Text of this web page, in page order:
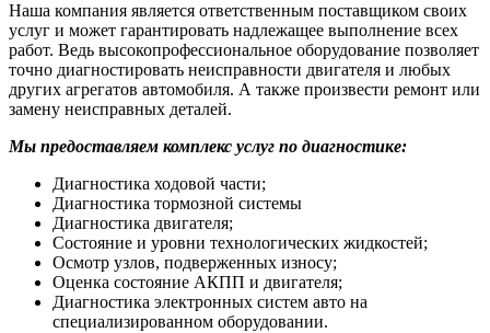
Наша компания является ответственным поставщиком своих
услуг и может гарантировать надлежащее выполнение всех
работ. Ведь высокопрофессиональное оборудование позволяет
точно диагностировать неисправности двигателя и любых
других агрегатов автомобиля. А также произвести ремонт или
замену неисправных деталей.
Мы предоставляем комплекс услуг по диагностике:
Диагностика ходовой части;
Диагностика тормозной системы
Диагностика двигателя;
Состояние и уровни технологических жидкостей;
Осмотр узлов, подверженных износу;
Оценка состояние АКПП и двигателя;
Диагностика электронных систем авто на
специализированном оборудовании.